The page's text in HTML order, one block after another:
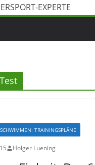
SCHWIMMEN: TRAININGSPLÄNE
Holger Luening